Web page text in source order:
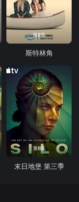
第8集
斯特林角
第6集
末日地堡 第三季